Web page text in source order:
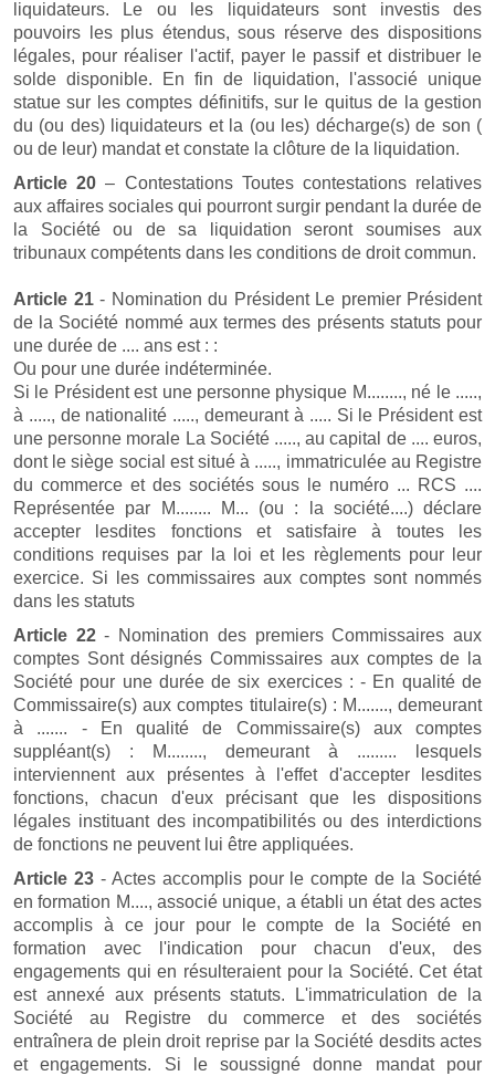
liquidateurs. Le ou les liquidateurs sont investis des
pouvoirs les plus étendus, sous réserve des dispositions
légales, pour réaliser l'actif, payer le passif et distribuer le
solde disponible. En fin de liquidation, l'associé unique
statue sur les comptes définitifs, sur le quitus de la gestion
du (ou des) liquidateurs et la (ou les) décharge(s) de son (
ou de leur) mandat et constate la clôture de la liquidation.
Article 20 – Contestations Toutes contestations relatives
aux affaires sociales qui pourront surgir pendant la durée de
la Société ou de sa liquidation seront soumises aux
tribunaux compétents dans les conditions de droit commun.
Article 21- Nomination du Président Le premier Président
de la Société nommé aux termes des présents statuts pour
une durée de .... ans est : :
Ou pour une durée indéterminée.
Si le Président est une personne physique M........, né le .....,
à ....., de nationalité ....., demeurant à ..... Si le Président est
une personne morale La Société ....., au capital de .... euros,
dont le siège social est situé à ....., immatriculée au Registre
du commerce et des sociétés sous le numéro ... RCS ....
Représentée par M........ M... (ou : la société....) déclare
accepter lesdites fonctions et satisfaire à toutes les
conditions requises par la loi et les règlements pour leur
exercice. Si les commissaires aux comptes sont nommés
dans les statuts
Article 22- Nomination des premiers Commissaires aux
comptes Sont désignés Commissaires aux comptes de la
Société pour une durée de six exercices : - En qualité de
Commissaire(s) aux comptes titulaire(s) : M......., demeurant
à ....... - En qualité de Commissaire(s) aux comptes
suppléant(s) : M........, demeurant à ......... lesquels
interviennent aux présentes à l'effet d'accepter lesdites
fonctions, chacun d'eux précisant que les dispositions
légales instituant des incompatibilités ou des interdictions
de fonctions ne peuvent lui être appliquées.
Article 23- Actes accomplis pour le compte de la Société
en formation M...., associé unique, a établi un état des actes
accomplis à ce jour pour le compte de la Société en
formation avec l'indication pour chacun d'eux, des
engagements qui en résulteraient pour la Société. Cet état
est annexé aux présents statuts. L'immatriculation de la
Société au Registre du commerce et des sociétés
entraînera de plein droit reprise par la Société desdits actes
et engagements. Si le soussigné donne mandat pour